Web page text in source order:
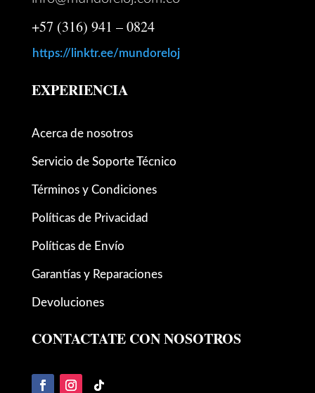
+57 (316) 941 – 0824
https://linktr.ee/mundoreloj
EXPERIENCIA
Acerca de nosotros
Servicio de Soporte Técnico
Términos y Condiciones
Políticas de Privacidad
Políticas de Envío
Garantías y Reparaciones
Devoluciones
CONTACTATE CON NOSOTROS